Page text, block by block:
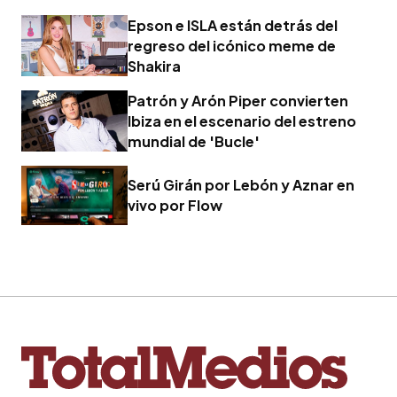
Epson e ISLA están detrás del
regreso del icónico meme de
Shakira
Patrón y Arón Piper convierten
Ibiza en el escenario del estreno
mundial de 'Bucle'
Serú Girán por Lebón y Aznar en
vivo por Flow